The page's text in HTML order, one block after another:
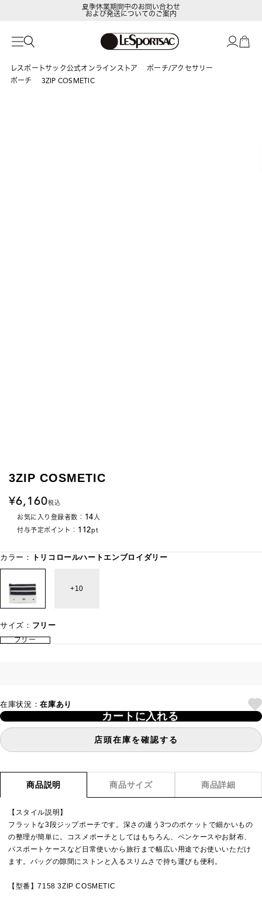
LeSportsac Member's Club
および発送についてのご案内
レスポートサック公式オンラインストア
ポーチ/アクセサリー
ポーチ
3ZIP COSMETIC
3ZIP COSMETIC
6,160税込
お気に入り登録者数： 14人
付与予定ポイント： 112pt
カラー： トリコロールハートエンブロイダリー
10
サイズ： フリー
フリー
在庫状況：在庫あり
カートに入れる
店頭在庫を確認する
商品説明 商品サイズ 商品詳細
【スタイル説明】
フラットな3段ジップポーチです。深さの違う3つのポケットで細かいもの
の整理が簡単に。コスメポーチとしてはもちろん、ペンケースやお財布、
パスポートケースなど日常使いから旅行まで幅広い用途でお使いいただけ
ます。バッグの隙間にストンと入るスリムさで持ち運びも便利。
【型番】7158 3ZIP COSMETIC